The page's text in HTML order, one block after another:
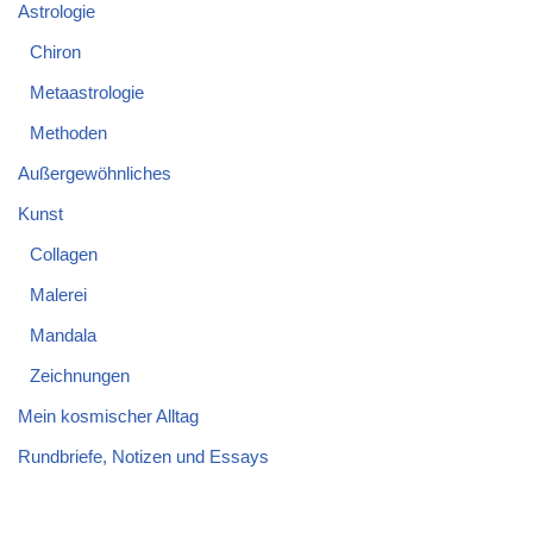
Astrologie
Chiron
Metaastrologie
Methoden
Außergewöhnliches
Kunst
Collagen
Malerei
Mandala
Zeichnungen
Mein kosmischer Alltag
Rundbriefe, Notizen und Essays